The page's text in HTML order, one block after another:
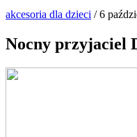
akcesoria dla dzieci / 6
Nocny przyjaciel